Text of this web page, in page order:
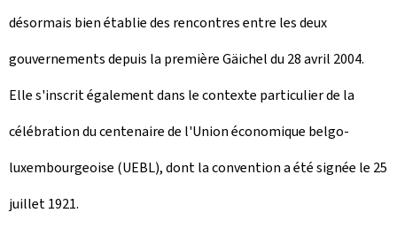
désormais bien établie des rencontres entre les deux
gouvernements depuis la première Gäichel du 28 avril 2004.
Elle s'inscrit également dans le contexte particulier de la
célébration du centenaire de l'Union économique belgo-
luxembourgeoise (UEBL), dont la convention a été signée le 25
juillet 1921.